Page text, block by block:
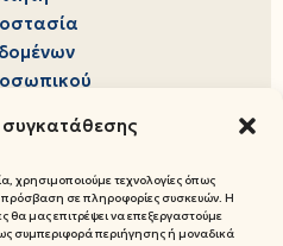
συγκατάθεσης
χρησιμοποιούμε τεχνολογίες όπως
σε πληροφορίες συσκευών. Η
θα μας επιτρέψει να επεξεργαστούμε
συμπεριφορά περιήγησης ή μοναδικά